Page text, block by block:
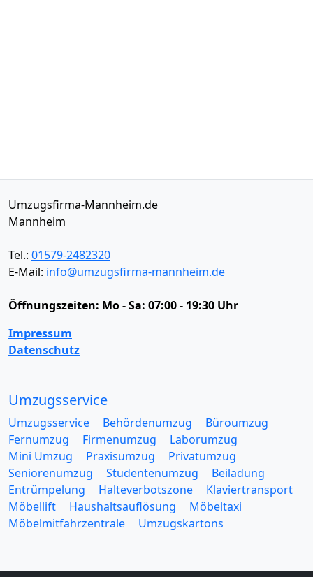
Umzugsfirma-Mannheim.de
Mannheim
Tel.: 01579-2482320
E-Mail: info@umzugsfirma-mannheim.de
Öffnungszeiten: Mo - Sa: 07:00 - 19:30 Uhr
Impressum
Datenschutz
Umzugsservice
Umzugsservice Behördenumzug
Büroumzug
Fernumzug
Firmenumzug
Laborumzug
Mini Umzug
Praxisumzug
Privatumzug
Seniorenumzug
Studentenumzug
Beiladung
Entrümpelung
Halteverbotszone
Klaviertransport
Möbellift
Haushaltsauflösung
Möbeltaxi
Möbelmitfahrzentrale
Umzugskartons